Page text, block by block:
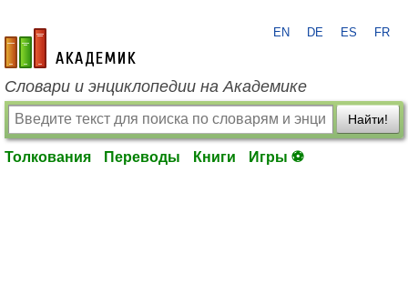
academic.ru
EN DE ES FR
Словари и энциклопедии на Академике
Найти!
Толкования Переводы Книги Игры ⚽